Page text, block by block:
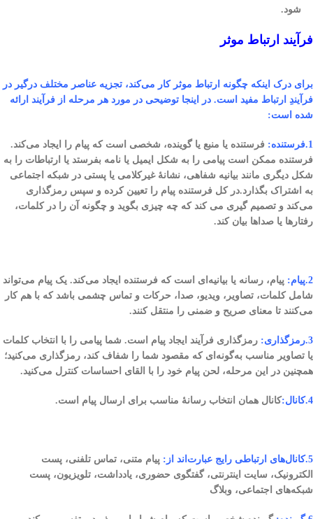
شود.
فرآیند ارتباط موثر
برای درک اینکه چگونه ارتباط موثر کار می‌کند، تجزیه عناصر مختلف درگیر در
فرآیندِ ارتباط مفید است. در اینجا توضیحی در مورد هر مرحله از فرآیند ارائه
شده است:
1.فرستنده:
فرستنده یا منبع یا گوینده، شخصی است که پیام را ایجاد می‌کند.
فرستنده ممکن است پیامی را به شکل ایمیل یا نامه بفرستد یا ارتباطات را به
شکل دیگری مانند بیانیه شفاهی، نشانهٔ غیرکلامی یا پستی در شبکه اجتماعی
به اشتراک بگذارد.در کل فرستنده پیام را تعیین کرده و سپس رمزگذاری
می‌کند و تصمیم گیری می کند که چه چیزی بگوید و چگونه آن را در کلمات،
رفتارها یا صداها بیان کند.
2.پیام:
پیام، رسانه یا بیانیه‌ای است که فرستنده ایجاد می‌کند. یک پیام می‌تواند
شامل کلمات، تصاویر، ویدیو، صدا، حرکات و تماس چشمی باشد که با هم کار
می‌کنند تا معنای صریح و ضمنی را منتقل کنند.
3.رمزگذاری:
رمزگذاری فرآیند ایجاد پیام است. شما پیامی را با انتخاب کلمات
یا تصاویر مناسب به‌گونه‌ای که مقصود شما را شفاف کند، رمزگذاری می‌کنید؛
همچنین در این مرحله، لحن پیام خود را با القای احساسات کنترل می‌کنید.
4.کانال: کانال همان انتخاب رسانهٔ مناسب برای ارسال پیام است.
5.کانال‌های ارتباطی رایج عبارت‌اند از:
پیام متنی، تماس تلفنی، پست
الکترونیک، سایت اینترنتی، گفتگوی حضوری، یادداشت، تلویزیون، پست
شبکه‌های اجتماعی، وبلاگ